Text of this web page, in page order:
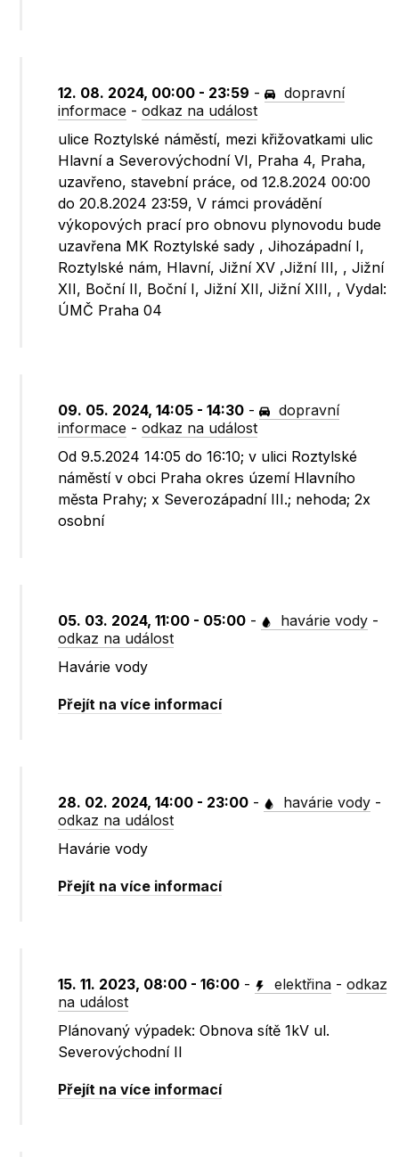
12. 08. 2024, 00:00 - 23:59 -
dopravní
informace -odkaz na událost
ulice Roztylské náměstí, mezi křižovatkami ulic
Hlavní a Severovýchodní VI, Praha 4, Praha,
uzavřeno, stavební práce, od 12.8.2024 00:00
do 20.8.2024 23:59, V rámci provádění
výkopových prací pro obnovu plynovodu bude
uzavřena MK Roztylské sady , Jihozápadní I,
Roztylské nám, Hlavní, Jižní XV ,Jižní III, , Jižní
XII, Boční II, Boční I, Jižní XII, Jižní XIII, , Vydal:
ÚMČ Praha 04
09. 05. 2024, 14:05 - 14:30 -
dopravní
informace -odkaz na událost
Od 9.5.2024 14:05 do 16:10; v ulici Roztylské
náměstí v obci Praha okres území Hlavního
města Prahy; x Severozápadní III.; nehoda; 2x
osobní
05. 03. 2024, 11:00 - 05:00 - havárie vody -
odkaz na událost
Havárie vody
Přejít na více informací
28. 02. 2024, 14:00 - 23:00 - havárie vody -
odkaz na událost
Havárie vody
Přejít na více informací
15. 11. 2023, 08:00 - 16:00 - elektřina -odkaz
na událost
Plánovaný výpadek: Obnova sítě 1kV ul.
Severovýchodní II
Přejít na více informací